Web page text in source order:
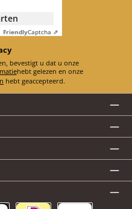
FriendlyCaptcha ⇗
Door doorgaan te selecteren, bevestigt u dat u onze
hebt gelezen en onze
hebt geaccepteerd.